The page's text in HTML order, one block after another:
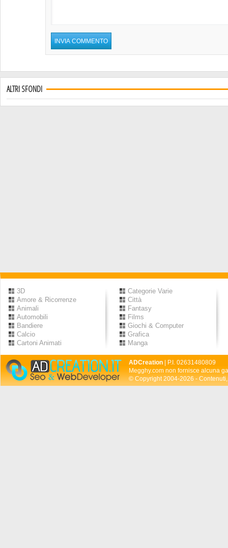
ALTRI SFONDI
3D
Amore & Ricorrenze
Animali
Automobili
Bandiere
Calcio
Cartoni Animati
Categorie Varie
Città
Fantasy
Films
Giochi & Computer
Grafica
Manga
ADCreation | P.I. 02631480809
Megghy.com non fornisce alcuna
© Copyright 2004-2026 -